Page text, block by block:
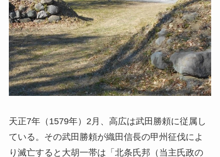
天正7年（1579年）2月、高広は武田勝頼に従属し
ている。その武田勝頼が織田信長の甲州征伐によ
り滅亡すると大胡一帯は「北条氏邦（当主氏政の